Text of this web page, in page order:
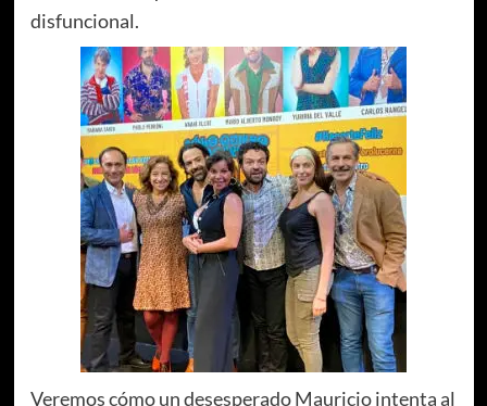
disfuncional.
Veremos cómo un desesperado Mauricio intenta al